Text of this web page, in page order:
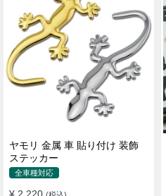
ヤモリ 金属 車 貼り付け 装飾
ステッカー
全車種対応